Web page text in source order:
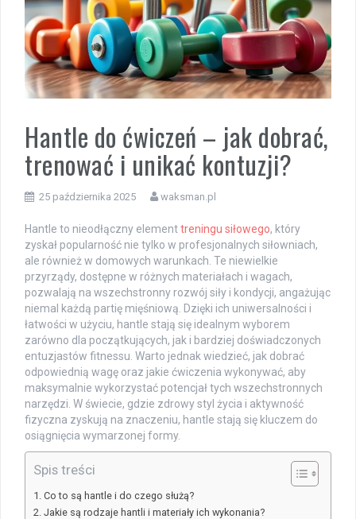
Hantle do ćwiczeń – jak dobrać,
trenować i unikać kontuzji?
25 października 2025 waksman.pl
Hantle to nieodłączny elementtreningu siłowego, który
zyskał popularność nie tylko w profesjonalnych siłowniach,
ale również w domowych warunkach. Te niewielkie
przyrządy, dostępne w różnych materiałach i wagach,
pozwalają na wszechstronny rozwój siły i kondycji, angażując
niemal każdą partię mięśniową. Dzięki ich uniwersalności i
łatwości w użyciu, hantle stają się idealnym wyborem
zarówno dla początkujących, jak i bardziej doświadczonych
entuzjastów fitnessu. Warto jednak wiedzieć, jak dobrać
odpowiednią wagę oraz jakie ćwiczenia wykonywać, aby
maksymalnie wykorzystać potencjał tych wszechstronnych
narzędzi. W świecie, gdzie zdrowy styl życia i aktywność
fizyczna zyskują na znaczeniu, hantle stają się kluczem do
osiągnięcia wymarzonej formy.
Spis treści
Co to są hantle i do czego służą?
Jakie są rodzaje hantli i materiały ich wykonania?